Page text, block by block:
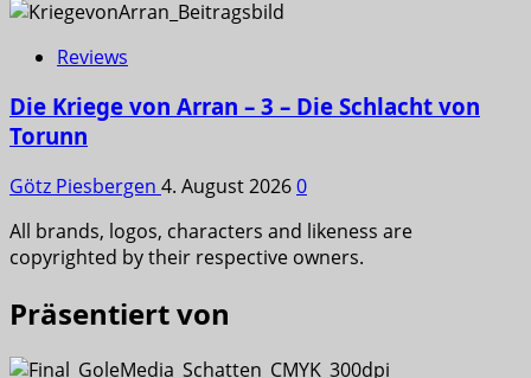
Reviews
Die Kriege von Arran – 3 – Die Schlacht von
Torunn
Götz Piesbergen 4. August 20260
All brands, logos, characters and likeness are
copyrighted by their respective owners.
Präsentiert von